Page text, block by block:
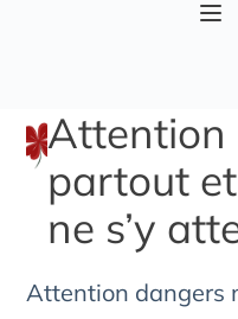
Attention
partout
ne s’y
Attention dangers